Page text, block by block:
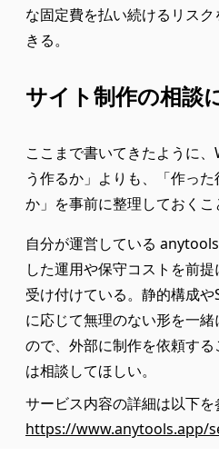
な固定費を払い続けるリス
きる。
サイト制作の相談
ここまで書いてきたように
う作るか」よりも、「作っ
か」を事前に整理しておくこ
自分が運営している
した運用や保守コストを前
受け付けている。静的構成
に応じて無理のない形を一
ので、外部に制作を依頼す
は相談してほしい。
サービス内容の詳細は以下を
https://www.anytools.app/